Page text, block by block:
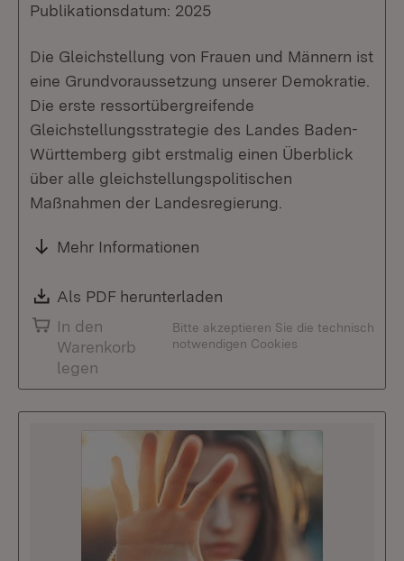
Publikationsdatum: 2025
Die Gleichstellung von Frauen und Männern ist
eine Grundvoraussetzung unserer Demokratie.
Die erste ressortübergreifende
Gleichstellungsstrategie des Landes Baden-
Württemberg gibt erstmalig einen Überblick
über alle gleichstellungspolitischen
Maßnahmen der Landesregierung.
Mehr Informationen
Download:
Als PDF herunterladen
In den
Warenkorb
legen
Bitte akzeptieren Sie die technisch
notwendigen Cookies